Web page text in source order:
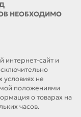
НЕОБХОДИМО
сайт и
не
положениями
о товарах на
часов.